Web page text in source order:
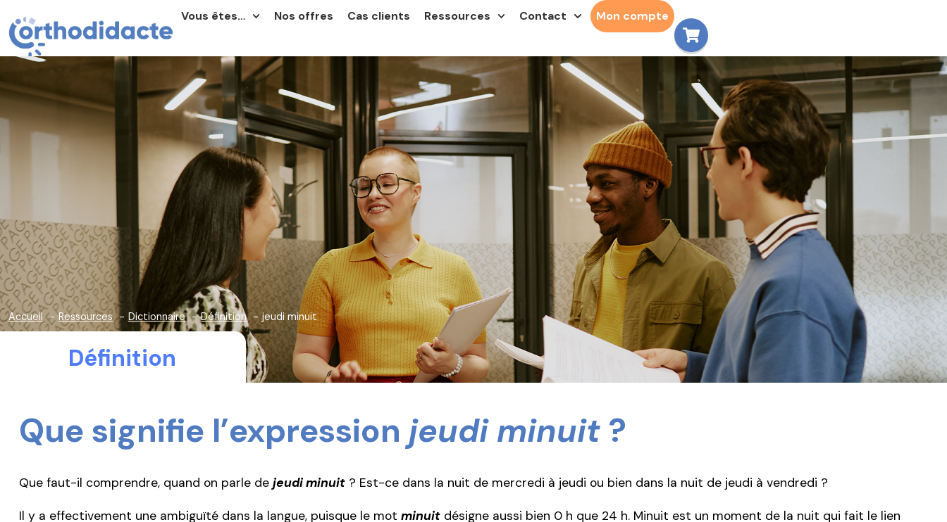
Vous êtes… Nos offres Cas clients Ressources Contact Mon compte
Accueil Ressources Dictionnaire Définition jeudi minuit
Définition
Que signifie l’expression jeudi minuit ?
Que faut-il comprendre, quand on parle de jeudi minuit ? Est-ce dans la nuit de mercredi à jeudi ou bien dans la nuit de jeudi à vendredi ?
Il y a effectivement une ambiguïté dans la langue, puisque le mot minuit désigne aussi bien 0 h que 24 h. Minuit est un moment de la nuit qui fait le lien